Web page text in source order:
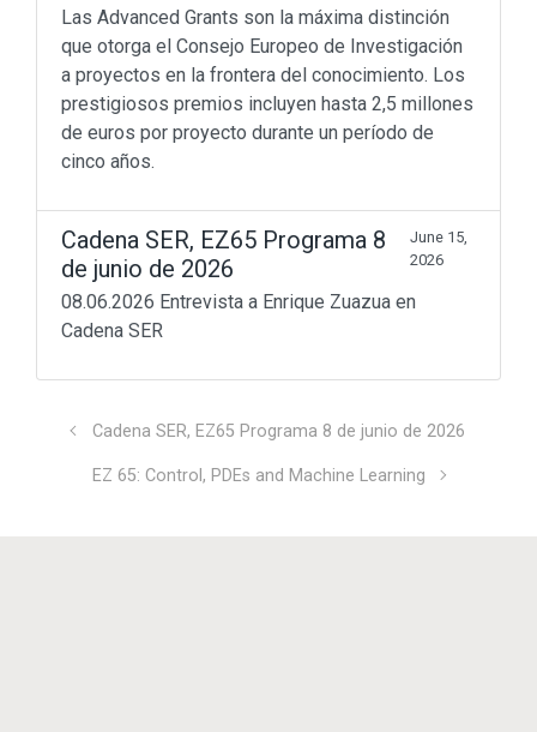
Las Advanced Grants son la máxima distinción
que otorga el Consejo Europeo de Investigación
a proyectos en la frontera del conocimiento. Los
prestigiosos premios incluyen hasta 2,5 millones
de euros por proyecto durante un período de
cinco años.
Cadena SER, EZ65 Programa 8
de junio de 2026
June 15,
2026
08.06.2026 Entrevista a Enrique Zuazua en
Cadena SER
Cadena SER, EZ65 Programa 8 de junio de 2026
EZ 65: Control, PDEs and Machine Learning
Beyond Math (198)
lang-euskera (129)
Math in motion! (256)
Mediateka
(135)
sitemap